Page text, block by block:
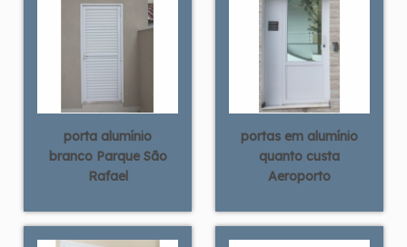
porta alumínio
branco Parque São
Rafael
portas em alumínio
quanto custa
Aeroporto